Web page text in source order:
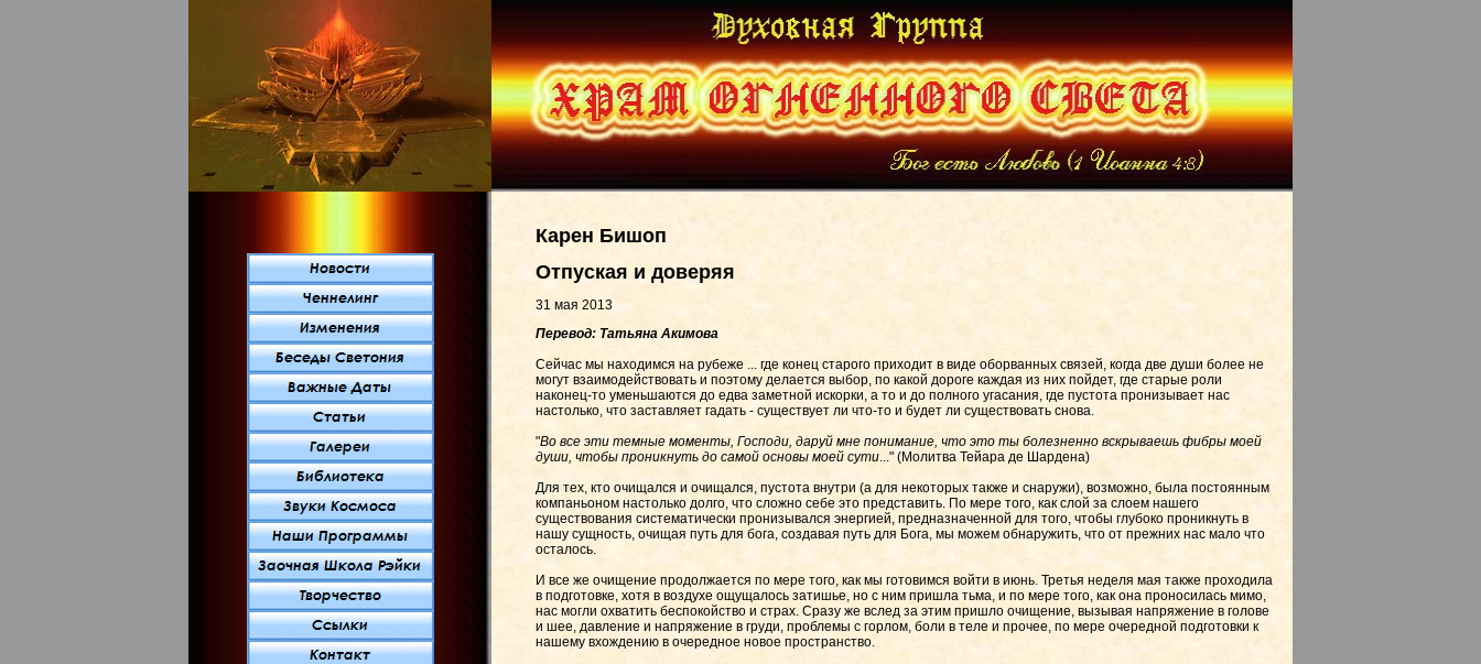
Карен Бишоп
Отпуская и доверяя
31 мая 2013
Перевод: Татьяна Акимова
Сейчас мы находимся на рубеже ... где конец старого приходит в виде оборванных связей, когда две души более не
могут взаимодействовать и поэтому делается выбор, по какой дороге каждая из них пойдет, где старые роли
наконец-то уменьшаются до едва заметной искорки, а то и до полного угасания, где пустота пронизывает нас
настолько, что заставляет гадать - существует ли что-то и будет ли существовать снова.
"Во все эти темные моменты, Господи, даруй мне понимание, что это ты болезненно вскрываешь фибры моей
души, чтобы проникнуть до самой основы моей сути..." (Молитва Тейара де Шардена)
Для тех, кто очищался и очищался, пустота внутри (а для некоторых также и снаружи), возможно, была постоянным
компаньоном настолько долго, что сложно себе это представить. По мере того, как слой за слоем нашего
существования систематически пронизывался энергией, предназначенной для того, чтобы глубоко проникнуть в
нашу сущность, очищая путь для бога, создавая путь для Бога, мы можем обнаружить, что от прежних нас мало что
осталось.
И все же очищение продолжается по мере того, как мы готовимся войти в июнь. Третья неделя мая также проходила
в подготовке, хотя в воздухе ощущалось затишье, но с ним пришла тьма, и по мере того, как она проносилась мимо,
нас могли охватить беспокойство и страх. Сразу же вслед за этим пришло очищение, вызывая напряжение в голове
и шее, давление и напряжение в груди, проблемы с горлом, боли в теле и прочее, по мере очередной подготовки к
нашему вхождению в очередное новое пространство.